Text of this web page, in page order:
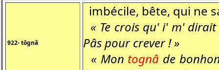
922- tôgnâ
imbécile, bête, qui ne
« Te crois qu' i' m'
Pâs pour crever ! »
« Mon tognâ de